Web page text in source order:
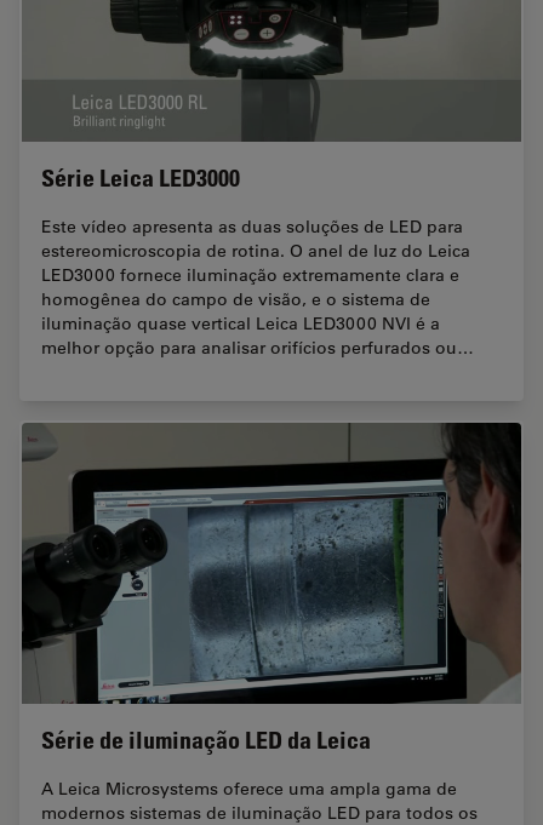
Série Leica LED3000
Este vídeo apresenta as duas soluções de LED para
estereomicroscopia de rotina. O anel de luz do Leica
LED3000 fornece iluminação extremamente clara e
homogênea do campo de visão, e o sistema de
iluminação quase vertical Leica LED3000 NVI é a
melhor opção para analisar orifícios perfurados ou…
Série de iluminação LED da Leica
A Leica Microsystems oferece uma ampla gama de
modernos sistemas de iluminação LED para todos os